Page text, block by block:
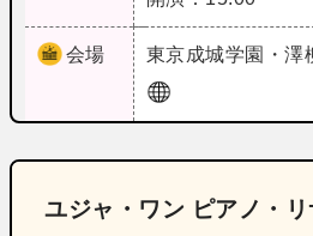
会場 東京成城学園・澤
ユジャ・ワン ピアノ・